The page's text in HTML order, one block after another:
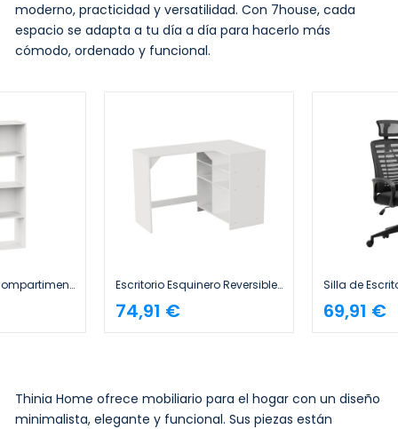
moderno, practicidad y versatilidad. Con 7house, cada
espacio se adapta a tu día a día para hacerlo más
cómodo, ordenado y funcional.
Estantería de 8 Compartimentos SpaceQub 67.5x32x134cm 7house Escritorio Esquinero Reversible SpaceQub 110x67.5x75cm 7house
74,91 € 69,91 €
Thinia Home ofrece mobiliario para el hogar con un diseño
minimalista, elegante y funcional. Sus piezas están